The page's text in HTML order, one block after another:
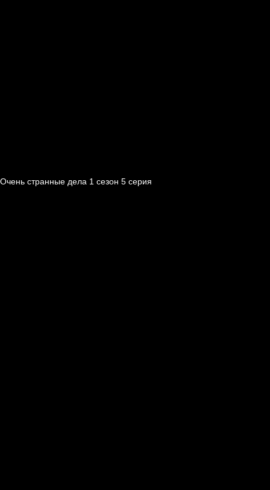
Очень странные дела 1 cезон 5 cерия